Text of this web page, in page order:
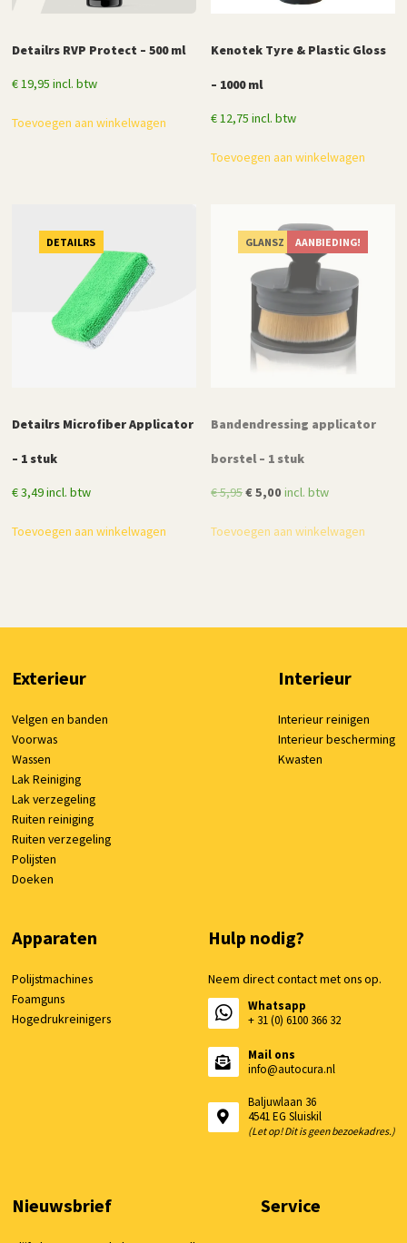
Detailrs RVP Protect – 500 ml
€ 19,95 incl. btw
Toevoegen aan winkelwagen
Kenotek Tyre & Plastic Gloss
– 1000 ml
€ 12,75 incl. btw
Toevoegen aan winkelwagen
DETAILRS
Detailrs Microfiber Applicator
– 1 stuk
€3,49incl. btw
Toevoegen aan winkelwagen
AANBIEDING!
GLANSZ
Bandendressing applicator
borstel – 1 stuk
€5,95Oorspronkelijke
was:
€5,00 Huidige
is:
incl. btw
Toevoegen aan winkelwagen
Exterieur
Velgen en banden
Voorwas
Wassen
Lak Reiniging
Lak verzegeling
Ruiten reiniging
Ruiten verzegeling
Polijsten
Doeken
Interieur
Interieur reinigen
Interieur bescherming
Kwasten
Apparaten
Polijstmachines
Foamguns
Hogedrukreinigers
Hulp nodig?
Neem direct contact met ons op.
Whatsapp
+ 31 (0) 6100 366 32
Mail ons
info@autocura.nl
Baljuwlaan 36
4541 EG Sluiskil
(Let op! Dit is geen bezoekadres.)
Nieuwsbrief Service